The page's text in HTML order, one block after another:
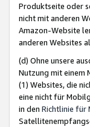
Produktseite oder
nicht mit anderen
Amazon-Website
anderen Websites
(d) Ohne unsere
Nutzung mit einem
(1) Websites, die
eine nicht für
in den Richtlinie für